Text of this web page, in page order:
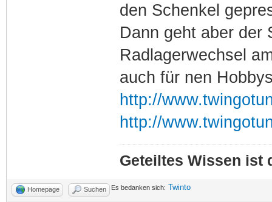
den Schenkel
Dann geht aber der
Radlagerwechsel
auch für nen
http://
http://
Geteiltes Wissen ist
Homepage Suchen Es bedanken sich: Twinto